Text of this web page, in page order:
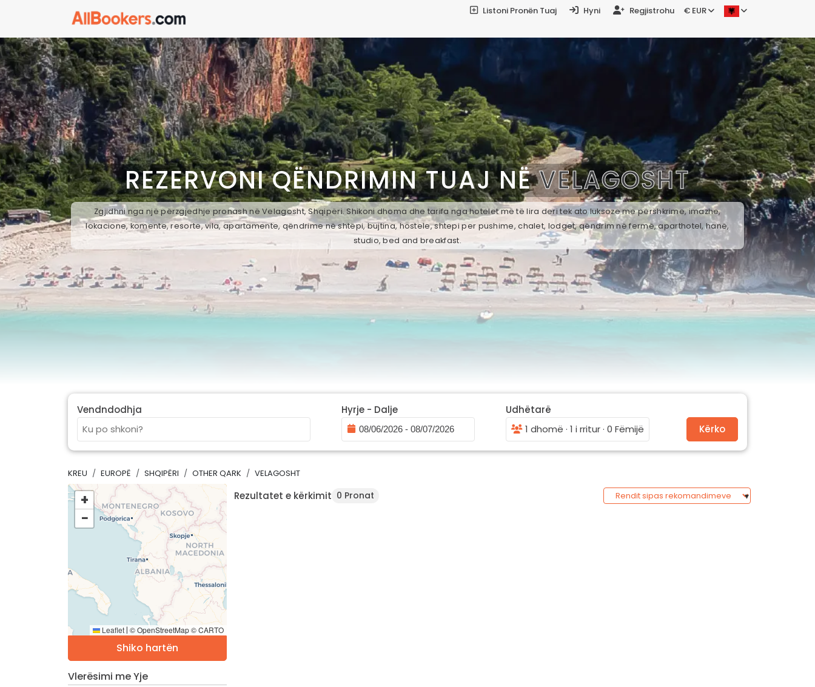
Listoni Pronën Tuaj Hyni Regjistrohu € EUR
REZERVONI QËNDRIMIN TUAJ NËVELAGOSHT
Zgjidhni nga një përzgjedhje pronash në Velagosht, Shqipëri. Shikoni dhoma dhe tarifa nga hotelet më të lira deri tek ato luksoze me përshkrime, imazhe,
lokacione, komente, resorte, vila, apartamente, qëndrime në shtëpi, bujtina, hostele, shtepi per pushime, chalet, lodget, qëndrim në fermë, aparthotel, hanë,
studio, bed and breakfast.
Vendndodhja Hyrje - Dalje
Udhëtarë
1 dhomë · 1 i rritur · 0 Fëmijë
Kërko
KREU EUROPË SHQIPËRI OTHER QARK VELAGOSHT
+
−
Leaflet | © OpenStreetMap © CARTO
Shiko hartën
Vlerësimi me Yje
Rezultatet e kërkimit 0 Pronat